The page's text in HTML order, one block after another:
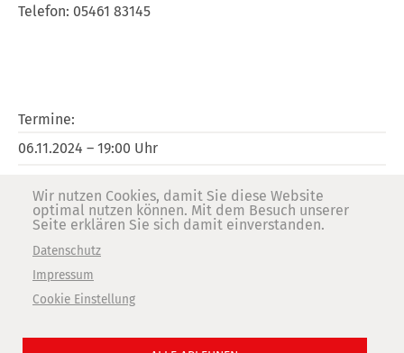
Telefon: 05461 83145
Termine
06.11.2024 – 19:00 Uhr
Preise
10 Euro
Dauer
19:00-21:15 Uhr
Ort
Wir nutzen Cookies, damit Sie diese Website
optimal nutzen können. Mit dem Besuch unserer
Seite erklären Sie sich damit einverstanden.
Datenschutz
Impressum
Cookie Einstellung